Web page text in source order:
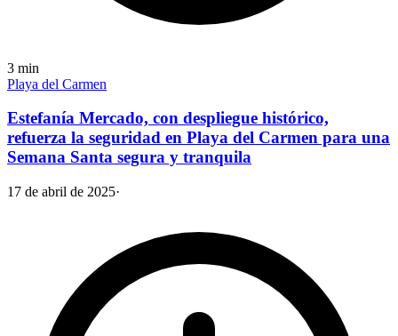
3 min
Playa del Carmen
Estefanía Mercado, con despliegue histórico,
refuerza la seguridad en Playa del Carmen para una
Semana Santa segura y tranquila
17 de abril de 2025·